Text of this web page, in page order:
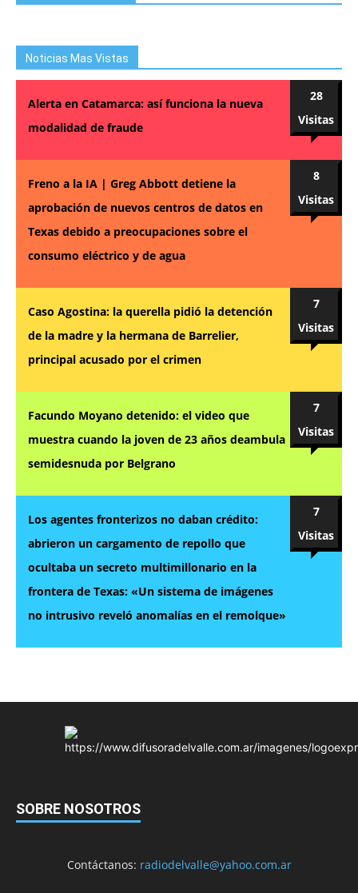
Noticias Mas Vistas
Alerta en Catamarca: así funciona la nueva
modalidad de fraude
28
Visitas
Freno a la IA | Greg Abbott detiene la
aprobación de nuevos centros de datos en
Texas debido a preocupaciones sobre el
consumo eléctrico y de agua
8
Visitas
Caso Agostina: la querella pidió la detención
de la madre y la hermana de Barrelier,
principal acusado por el crimen
7
Visitas
Facundo Moyano detenido: el video que
muestra cuando la joven de 23 años deambula
semidesnuda por Belgrano
7
Visitas
Los agentes fronterizos no daban crédito:
abrieron un cargamento de repollo que
ocultaba un secreto multimillonario en la
frontera de Texas: «Un sistema de imágenes
no intrusivo reveló anomalías en el remolque»
7
Visitas
SOBRE NOSOTROS
Contáctanos: radiodelvalle@yahoo.com.ar